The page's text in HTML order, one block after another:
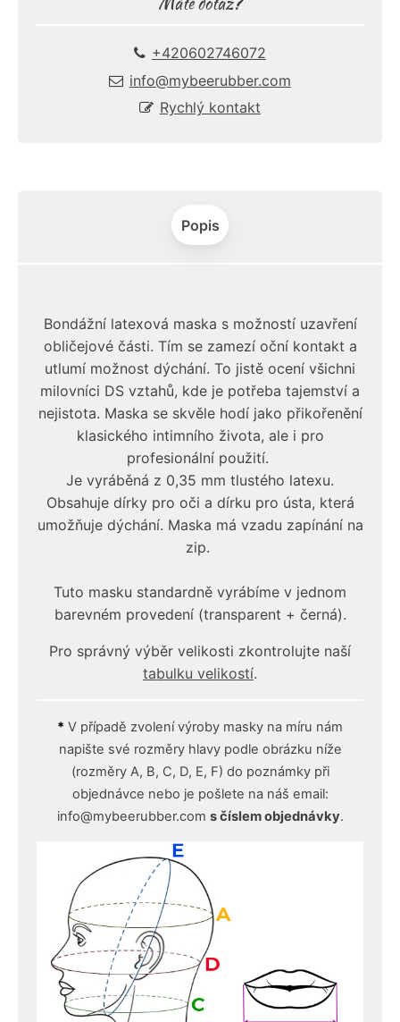
+420602746072
info@mybeerubber.com
Rychlý kontakt
Popis
Bondážní latexová maska s možností uzavření
obličejové části. Tím se zamezí oční kontakt a
utlumí možnost dýchání. To jistě ocení všichni
milovníci DS vztahů, kde je potřeba tajemství a
nejistota. Maska se skvěle hodí jako přikořenění
klasického intimního života, ale i pro
profesionální použití.
Je vyráběná z 0,35 mm tlustého latexu.
Obsahuje dírky pro oči a dírku pro ústa, která
umožňuje dýchání. Maska má vzadu zapínání na
zip.
Tuto masku standardně vyrábíme v jednom
barevném provedení (transparent + černá).
Pro správný výběr velikosti zkontrolujte naší
tabulku velikostí.
* V případě zvolení výroby masky na míru nám
napište své rozměry hlavy podle obrázku níže
(rozměry A, B, C, D, E, F) do poznámky při
objednávce nebo je pošlete na náš email:
info@mybeerubber.com s číslem objednávky.